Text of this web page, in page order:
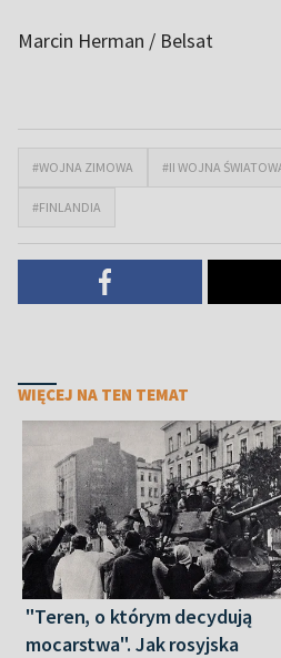
Marcin Herman / Belsat
#WOJNA ZIMOWA #II WOJNA
#FINLANDIA
WIĘCEJ NA TEN TEMAT
"Teren, o którym decydują
mocarstwa". Jak rosyjska